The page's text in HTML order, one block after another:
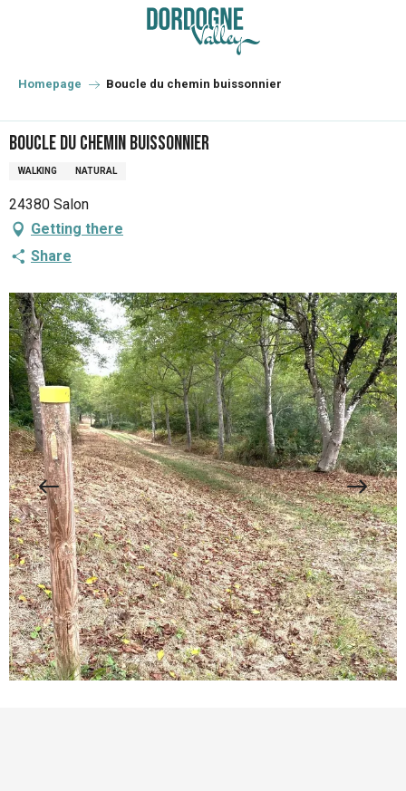
principal
Homepage Boucle du chemin buissonnier
Boucle du chemin buissonnier
WALKING NATURAL
24380 Salon
Getting there
Share